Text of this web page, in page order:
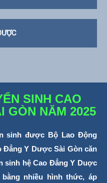
SINH CAO
GÒN NĂM 2025
sinh được Bộ Lao Động
Đẳng Y Dược Sài Gòn căn
sinh hệ Cao Đẳng Y Duợc
bằng nhiều hình thức, áp